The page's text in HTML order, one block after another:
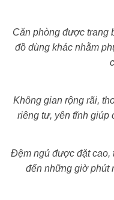
Căn phòng được trang
đồ dùng khác nhằm
Không gian rộng rãi,
riêng tư, yên tĩnh giúp
Đệm ngủ được đặt cao,
đến những giờ phút